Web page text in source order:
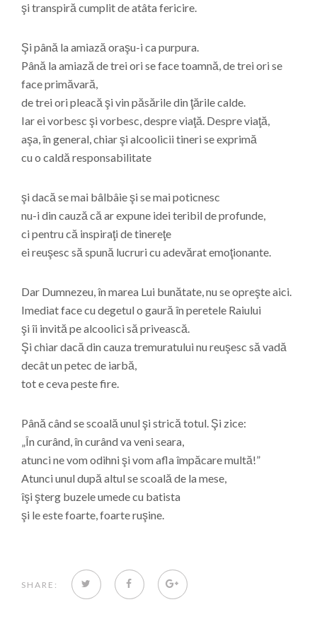
şi transpiră cumplit de atâta fericire.
Şi până la amiază oraşu-i ca purpura.
Până la amiază de trei ori se face toamnă, de trei ori se
face primăvară,
de trei ori pleacă şi vin păsările din ţările calde.
Iar ei vorbesc şi vorbesc, despre viaţă. Despre viaţă,
aşa, în general, chiar şi alcoolicii tineri se exprimă
cu o caldă responsabilitate
şi dacă se mai bâlbâie şi se mai poticnesc
nu-i din cauză că ar expune idei teribil de profunde,
ci pentru că inspiraţi de tinereţe
ei reuşesc să spună lucruri cu adevărat emoţionante.
Dar Dumnezeu, în marea Lui bunătate, nu se opreşte aici.
Imediat face cu degetul o gaură în peretele Raiului
şi îi invită pe alcoolici să privească.
Şi chiar dacă din cauza tremuratului nu reuşesc să vadă
decât un petec de iarbă,
tot e ceva peste fire.
Până când se scoală unul şi strică totul. Şi zice:
„În curând, în curând va veni seara,
atunci ne vom odihni şi vom afla împăcare multă!”
Atunci unul după altul se scoală de la mese,
îşi şterg buzele umede cu batista
şi le este foarte, foarte ruşine.
SHARE: TWITTERFACEBOOKGOOGLE+